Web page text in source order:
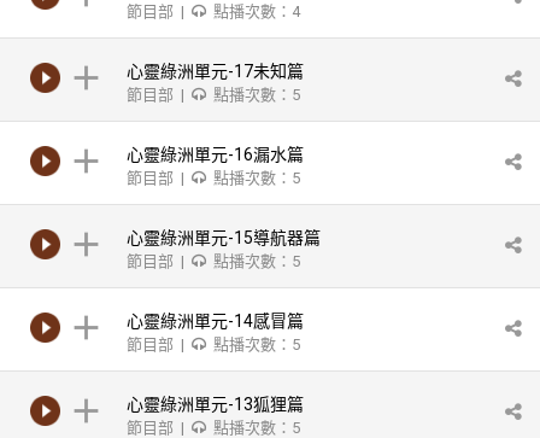
節目部 | 點播次數：4
心靈綠洲單元-17未知篇
節目部 | 點播次數：5
心靈綠洲單元-16漏水篇
節目部 | 點播次數：5
心靈綠洲單元-15導航器篇
節目部 | 點播次數：5
心靈綠洲單元-14感冒篇
節目部 | 點播次數：5
心靈綠洲單元-13狐狸篇
節目部 | 點播次數：5